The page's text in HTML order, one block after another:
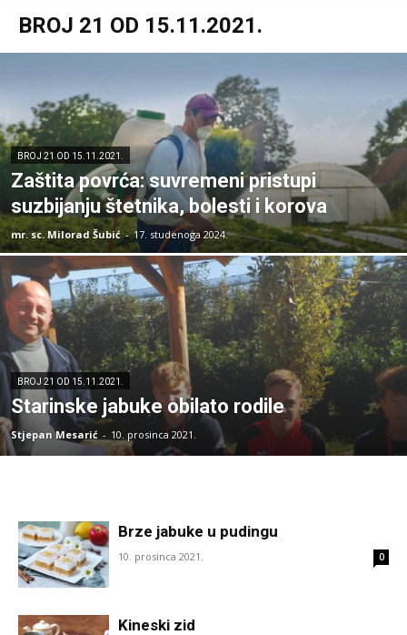
BROJ 21 OD 15.11.2021.
BROJ 21 OD 15.11.2021.
Zaštita povrća: suvremeni pristupi
suzbijanju štetnika, bolesti i korova
mr. sc. Milorad Šubić - 17. studenoga 2024.
BROJ 21 OD 15.11.2021.
Starinske jabuke obilato rodile
Stjepan Mesarić - 10. prosinca 2021.
Brze jabuke u pudingu
10. prosinca 2021. 0
Kineski zid